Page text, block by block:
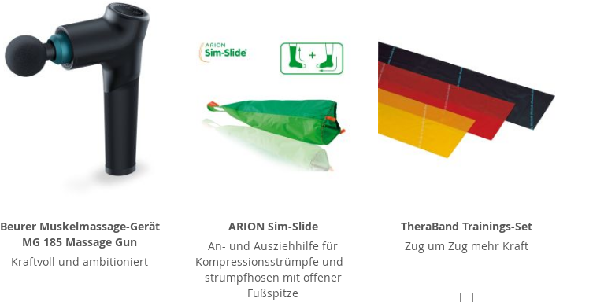
Beurer Muskelmassage-Gerät
MG 185 Massage Gun
Kraftvoll und ambitioniert
ARION Sim-Slide
An- und Ausziehhilfe für
Kompressionsstrümpfe und -
strumpfhosen mit offener
Fußspitze
TheraBand Trainings-Set
Zug um Zug mehr Kraft